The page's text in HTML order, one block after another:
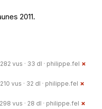
2011.
vus · 33 dl · philippe.fel
vus · 32 dl · philippe.fel
vus · 28 dl · philippe.fel